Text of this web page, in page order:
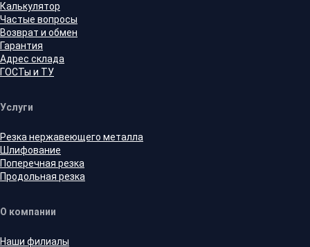
Калькулятор
Частые вопросы
Возврат и обмен
Гарантия
Адрес склада
ГОСТы и ТУ
Услуги
Резка нержавеющего металла
Шлифование
Поперечная резка
Продольная резка
О компании
Наши филиалы